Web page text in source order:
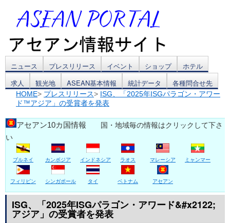
コ
ン
ン
ツ
へ
ス
キ
ッ
ニュース プレスリリース イベント ショップ
ホテル
求人
観光地 ASEAN基本情報 統計データ 各種問合せ先
HOME> プレスリリース> ISG、「2025年ISGパラゴン・アワー
ド™アジア」の受賞者を発表
アセアン10カ国情報 国・地域毎の情報はクリックして下さ
い
ブルネイ カンボジア インドネシア ラオス マレーシア ミャンマー
フィリピン シンガポール タイ ベトナム アセアン
ISG、「2025年ISGパラゴン・アワード&#x2122;
アジア」の受賞者を発表